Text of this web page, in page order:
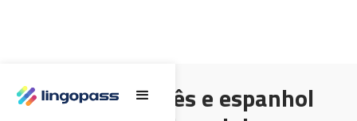
Inglês, francês e espanhol